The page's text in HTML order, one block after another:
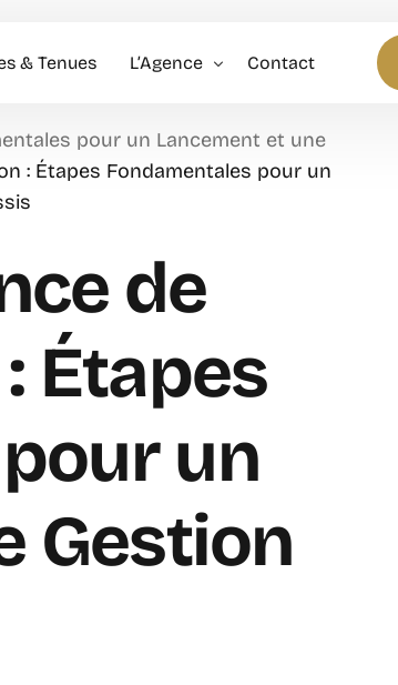
& Tenues L’Agence
Politique RH
Contact
pour un Lancement et une
: Étapes Fondamentales pour un
de
Étapes
un
Gestion